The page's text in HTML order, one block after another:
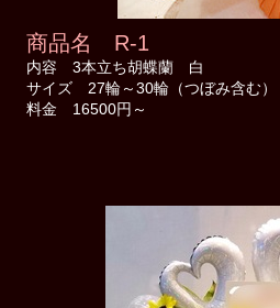
商品名 R-1
内容 3本立ち胡蝶蘭 白
サイズ 27輪～30輪（つぼみ含む）
料金 16500円～